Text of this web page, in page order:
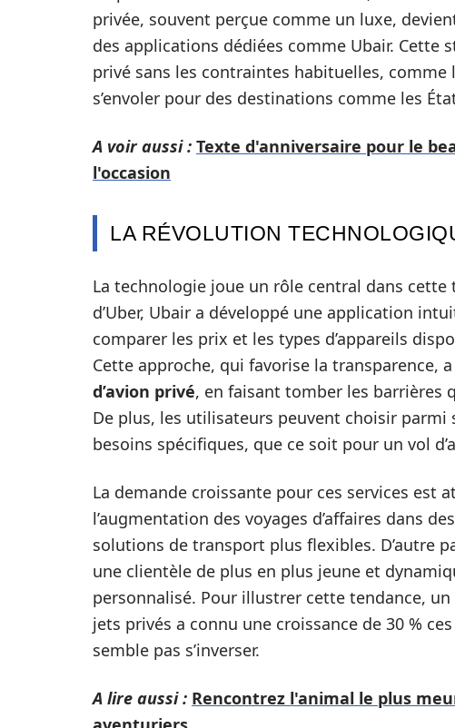
privée, souvent perçue comme un luxe,
des applications dédiées comme Ubair.
privé sans les contraintes habituelles,
s’envoler pour des destinations comme les
A voir aussi : Texte d'anniversaire pour le
l'occasion
LA RÉVOLUTION
La technologie joue un rôle central dans
d’Uber, Ubair a développé une application
comparer les prix et les types d’appareils
Cette approche, qui favorise la transparence,
d’avion privé, en faisant tomber les barrières
De plus, les utilisateurs peuvent choisir
besoins spécifiques, que ce soit pour un vol
La demande croissante pour ces services est
l’augmentation des voyages d’affaires dans
solutions de transport plus flexibles. D’autre
une clientèle de plus en plus jeune et
personnalisé. Pour illustrer cette tendance,
jets privés a connu une croissance de 30 %
semble pas s’inverser.
A lire aussi : Rencontrez l'animal le plus